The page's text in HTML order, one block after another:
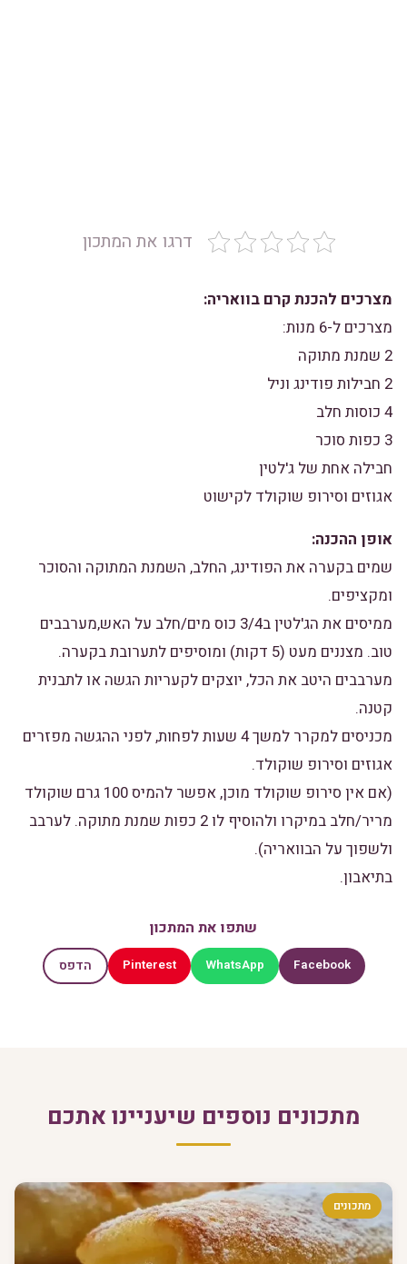
דרגו את המתכון
מצרכים להכנת קרם בוואריה:
מצרכים ל-6 מנות:
2 שמנת מתוקה
2 חבילות פודינג וניל
4 כוסות חלב
3 כפות סוכר
חבילה אחת של ג'לטין
אגוזים וסירופ שוקולד לקישוט
אופן ההכנה:
שמים בקערה את הפודינג, החלב, השמנת המתוקה והסוכר
ומקציפים.
ממיסים את הג'לטין ב3/4 כוס מים/חלב על האש,מערבבים
טוב. מצננים מעט (5 דקות) ומוסיפים לתערובת בקערה.
מערבבים היטב את הכל, יוצקים לקעריות הגשה או לתבנית
קטנה.
מכניסים למקרר למשך 4 שעות לפחות, לפני ההגשה מפזרים
אגוזים וסירופ שוקולד.
(אם אין סירופ שוקולד מוכן, אפשר להמיס 100 גרם שוקולד
מריר/חלב במיקרו ולהוסיף לו 2 כפות שמנת מתוקה. לערבב
ולשפוך על הבוואריה).
בתיאבון.
שתפו את המתכון
Facebook
WhatsApp
Pinterest הדפס
מתכונים נוספים שיעניינו אתכם
מתכונים